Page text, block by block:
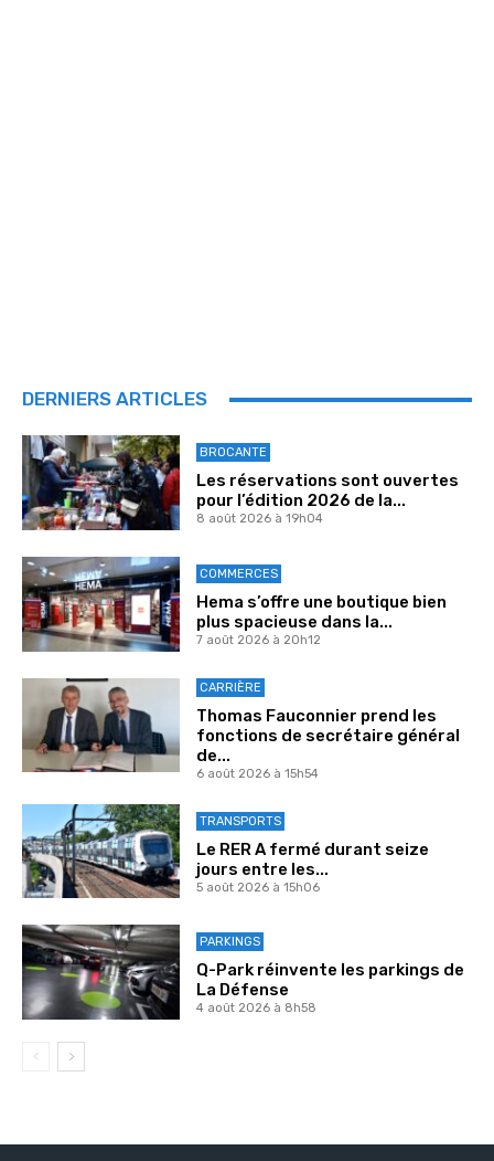
DERNIERS ARTICLES
BROCANTE
Les réservations sont ouvertes
pour l’édition 2026 de la...
8 août 2026 à 19h04
COMMERCES
Hema s’offre une boutique bien
plus spacieuse dans la...
7 août 2026 à 20h12
CARRIÈRE
Thomas Fauconnier prend les
fonctions de secrétaire général
de...
6 août 2026 à 15h54
TRANSPORTS
Le RER A fermé durant seize
jours entre les...
5 août 2026 à 15h06
PARKINGS
Q-Park réinvente les parkings de
La Défense
4 août 2026 à 8h58